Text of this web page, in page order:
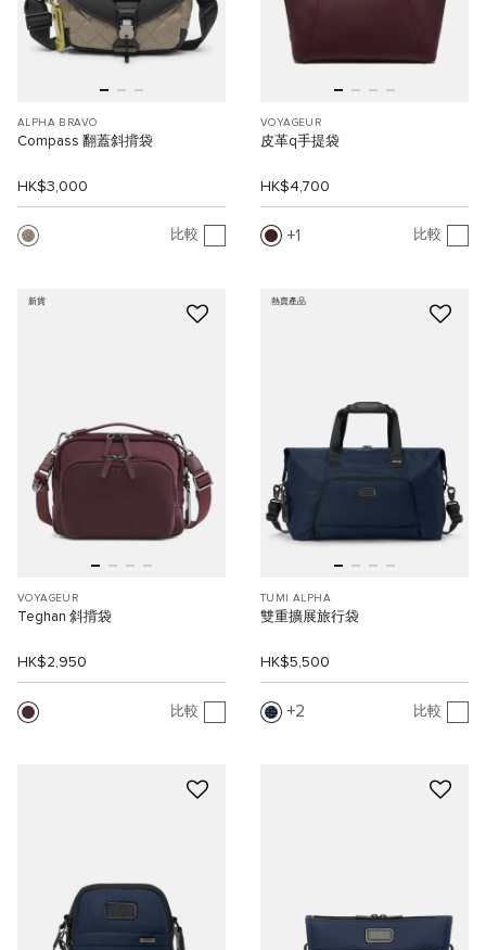
ALPHA BRAVO
Compass 翻蓋斜揹袋
HK$3,000
比較
VOYAGEUR
皮革q手提袋
HK$4,700
1 比較
新貨
VOYAGEUR
Teghan 斜揹袋
HK$2,950
比較
熱賣產品
TUMI ALPHA
雙重擴展旅行袋
HK$5,500
2 比較